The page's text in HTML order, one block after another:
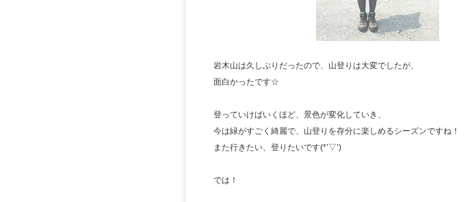
岩木山は久しぶりだったので、山登りは大変でしたが、
面白かったです☆
登っていけばいくほど、景色が変化していき、
今は緑がすごく綺麗で、山登りを存分に楽しめるシーズンですね！
また行きたい、登りたいです(*’▽’)
では！